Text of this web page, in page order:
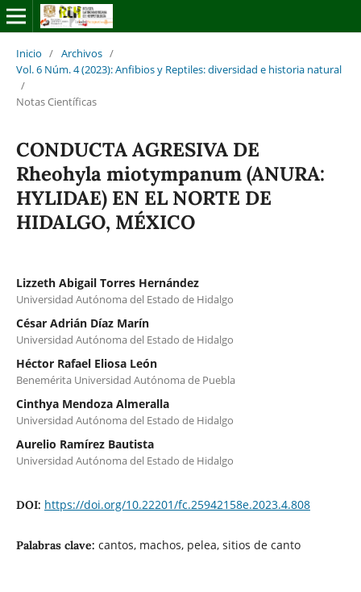
Inicio / Archivos /
Vol. 6 Núm. 4 (2023): Anfibios y Reptiles: diversidad e historia natural
/
Notas Científicas
CONDUCTA AGRESIVA DE
Rheohyla miotympanum (ANURA:
HYLIDAE) EN EL NORTE DE
HIDALGO, MÉXICO
Lizzeth Abigail Torres Hernández
Universidad Autónoma del Estado de Hidalgo
César Adrián Díaz Marín
Universidad Autónoma del Estado de Hidalgo
Héctor Rafael Eliosa León
Benemérita Universidad Autónoma de Puebla
Cinthya Mendoza Almeralla
Universidad Autónoma del Estado de Hidalgo
Aurelio Ramírez Bautista
Universidad Autónoma del Estado de Hidalgo
DOI: https://doi.org/10.22201/fc.25942158e.2023.4.808
Palabras clave: cantos, machos, pelea, sitios de canto